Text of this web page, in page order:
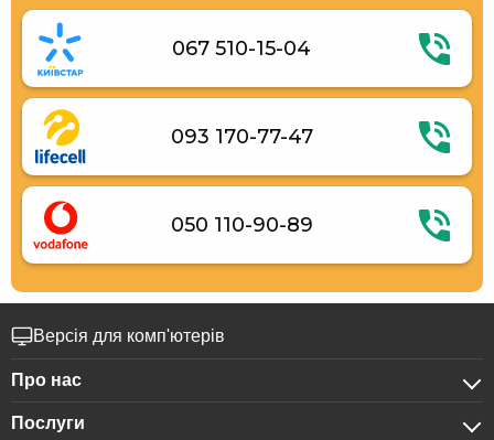
067 510-15-04
093 170-77-47
050 110-90-89
Версія для комп'ютерів
Про нас
Про компанію
Послуги